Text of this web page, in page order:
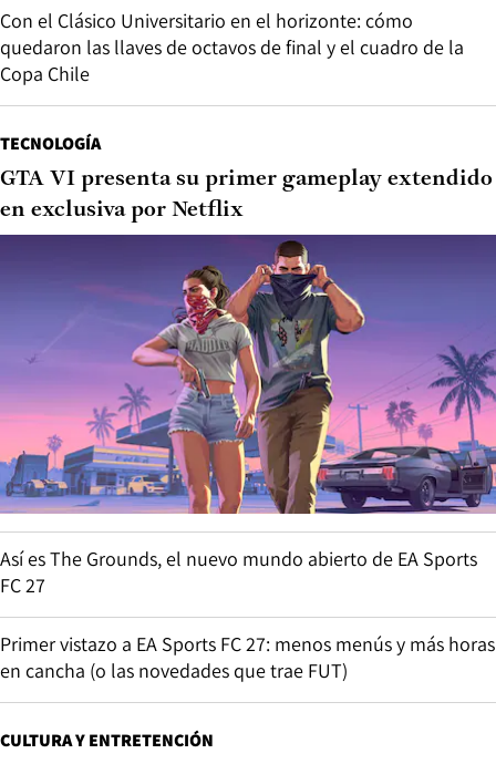
Con el Clásico Universitario en el horizonte: cómo
quedaron las llaves de octavos de final y el cuadro de la
Copa Chile
TECNOLOGÍA
GTA VI presenta su primer gameplay extendido
en exclusiva por Netflix
Así es The Grounds, el nuevo mundo abierto de EA Sports
FC 27
Primer vistazo a EA Sports FC 27: menos menús y más horas
en cancha (o las novedades que trae FUT)
CULTURA Y ENTRETENCIÓN